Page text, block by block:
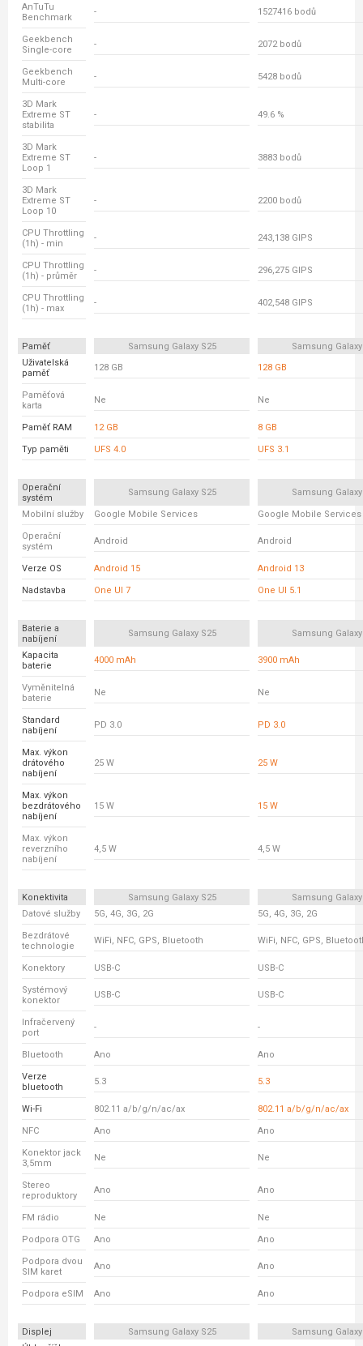
AnTuTu
Benchmark
- 1527416 bodů
Geekbench
Single-core
- 2072 bodů
Geekbench
Multi-core
- 5428 bodů
3D Mark
Extreme ST
stabilita
- 49.6 %
3D Mark
Extreme ST
Loop 1
- 3883 bodů
3D Mark
Extreme ST
Loop 10
- 2200 bodů
CPU Throttling
(1h) - min
- 243,138 GIPS
CPU Throttling
(1h) - průměr
- 296,275 GIPS
CPU Throttling
(1h) - max
- 402,548 GIPS
Paměť Samsung Galaxy S25
Samsung Galaxy
Uživatelská
paměť
128 GB 128 GB
Paměťová
karta
Ne Ne
Paměť RAM 12 GB 8 GB
Typ paměti UFS 4.0 UFS 3.1
Operační
systém
Samsung Galaxy S25 Samsung Galaxy
Mobilní služby Google Mobile Services Google Mobile Services
Operační
systém
Android Android
Verze OS Android 15 Android 13
Nadstavba One UI 7 One UI 5.1
Baterie a
nabíjení
Samsung Galaxy S25 Samsung Galaxy
Kapacita
baterie
4000 mAh 3900 mAh
Vyměnitelná
baterie
Ne Ne
Standard
nabíjení
PD 3.0 PD 3.0
Max. výkon
drátového
nabíjení
25 W 25 W
Max. výkon
bezdrátového
nabíjení
15 W 15 W
Max. výkon
reverzního
nabíjení
4,5 W 4,5 W
Konektivita Samsung Galaxy S25
Samsung Galaxy
Datové služby
5G, 4G, 3G, 2G 5G, 4G, 3G, 2G
Bezdrátové
technologie
WiFi, NFC, GPS, Bluetooth WiFi, NFC, GPS,
Konektory USB-C USB-C
Systémový
konektor
USB-C USB-C
Infračervený
port
- -
Bluetooth Ano Ano
Verze
bluetooth
5.3 5.3
Wi-Fi 802.11 a/b/g/n/ac/ax 802.11 a/b/g/n/ac/ax
NFC Ano Ano
Konektor jack
3,5mm
Ne Ne
Stereo
reproduktory
Ano Ano
FM rádio Ne Ne
Podpora OTG Ano Ano
Podpora dvou
SIM karet
Ano Ano
Podpora eSIM Ano Ano
Displej Samsung Galaxy S25
Samsung Galaxy